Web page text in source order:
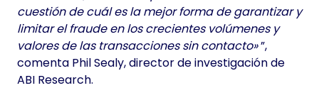
cuestión de cuál es la mejor forma de garantizar y
limitar el fraude en los crecientes volúmenes y
valores de las transacciones sin contacto»”,
comenta Phil Sealy, director de investigación de
ABI Research.